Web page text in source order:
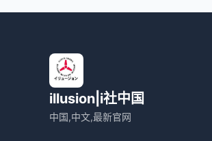
illusion|i社中国
中国,中文,最新官网